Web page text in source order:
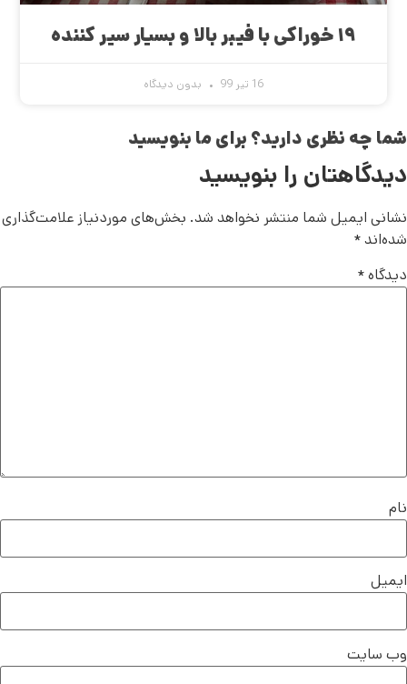
۱۹ خوراکی با فیبر بالا و بسیار سیر کننده
16 تیر 99 بدون دیدگاه
شما چه نظری دارید؟ برای ما بنویسید
دیدگاهتان را بنویسید
نشانی ایمیل شما منتشر نخواهد شد. بخش‌های موردنیاز علامت‌گذاری
شده‌اند*
دیدگاه*
نام
ایمیل
وب‌ سایت